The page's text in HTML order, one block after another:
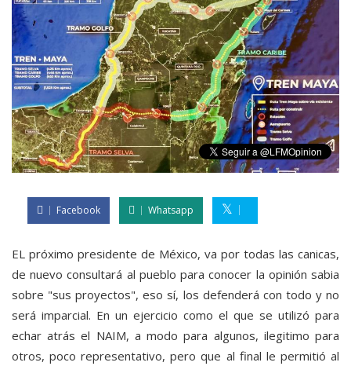
Facebook Whatsapp
EL próximo presidente de México, va por todas las canicas,
de nuevo consultará al pueblo para conocer la opinión sabia
sobre "sus proyectos", eso sí, los defenderá con todo y no
será imparcial. En un ejercicio como el que se utilizó para
echar atrás el NAIM, a modo para algunos, ilegitimo para
otros, poco representativo, pero que al final le permitió al